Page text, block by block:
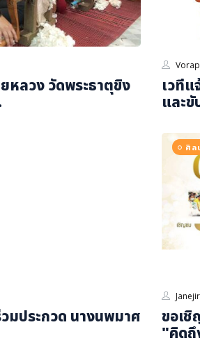
หลวง วัดพระธาตุขิง
เวทีแ
และขั
มประกวด นางนพมาศ
ศิล
ขอเชิ
"คิดถึ